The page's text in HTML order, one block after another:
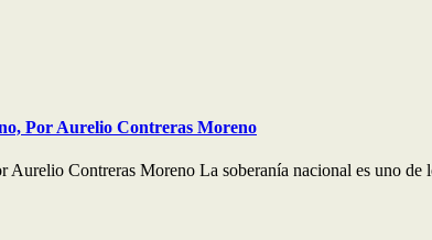
Por Aurelio Contreras Moreno
Aurelio Contreras Moreno La soberanía nacional es uno de